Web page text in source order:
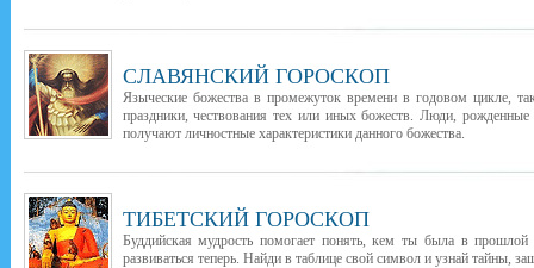
СЛАВЯНСКИЙ ГОРОСКОП
Языческие божества в промежуток времени в годовом цикле,
праздники, чествования тех или иных божеств. Люди,
получают личностные характеристики данного божества.
ТИБЕТСКИЙ ГОРОСКОП
Буддийская мудрость помогает понять, кем ты была в
развиваться теперь. Найди в таблице свой символ и узнай тайны,